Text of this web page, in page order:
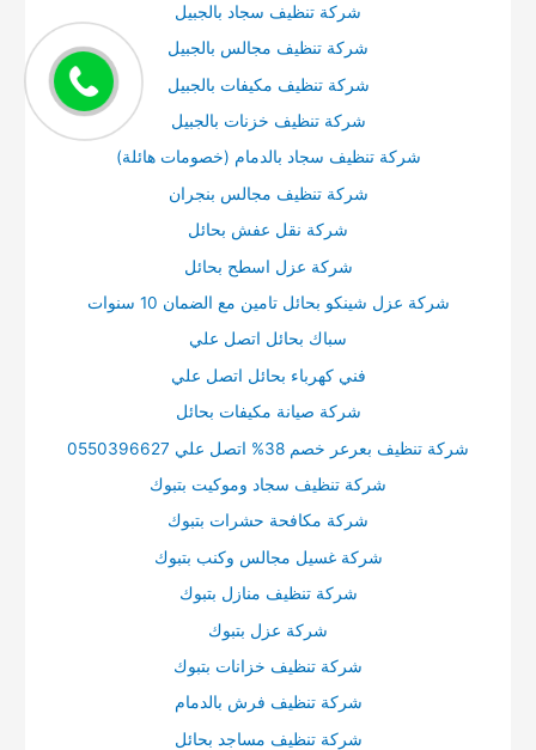
شركة تنظيف سجاد بالجبيل
شركة تنظيف مجالس بالجبيل
شركة تنظيف مكيفات بالجبيل
شركة تنظيف خزنات بالجبيل
شركة تنظيف سجاد بالدمام (خصومات هائلة)
شركة تنظيف مجالس بنجران
شركة نقل عفش بحائل
شركة عزل اسطح بحائل
شركة عزل شينكو بحائل تامين مع الضمان 10 سنوات
سباك بحائل اتصل علي
فني كهرباء بحائل اتصل علي
شركة صيانة مكيفات بحائل
شركة تنظيف بعرعر خصم 38% اتصل علي 0550396627
شركة تنظيف سجاد وموكيت بتبوك
شركة مكافحة حشرات بتبوك
شركة غسيل مجالس وكنب بتبوك
شركة تنظيف منازل بتبوك
شركة عزل بتبوك
شركة تنظيف خزانات بتبوك
شركة تنظيف فرش بالدمام
شركة تنظيف مساجد بحائل